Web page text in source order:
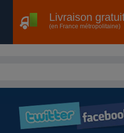
Livraison
(en France métropolitaine)